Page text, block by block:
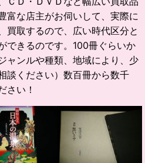
富な店主がお伺いして、実際に
買取するので、広い時代区分と
できるのです。100冊ぐらいか
ャンルや種類、地域により、少
談ください）数百冊から数千
さい！